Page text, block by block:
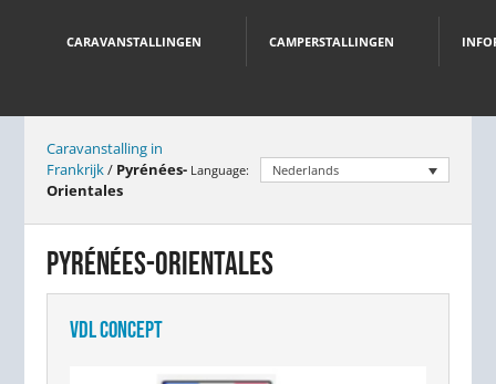
CARAVANSTALLINGEN CAMPERSTALLINGEN
Caravanstalling in
Frankrijk/ Pyrénées-
Orientales
Language: Nederlands
PYRÉNÉES-ORIENTALES
VDL CONCEPT